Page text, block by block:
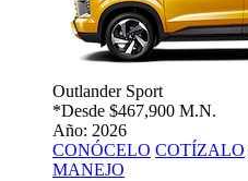
Outlander Sport
*Desde $467,900 M.N.
Año: 2026
CONÓCELO COTÍZALO
MANEJO